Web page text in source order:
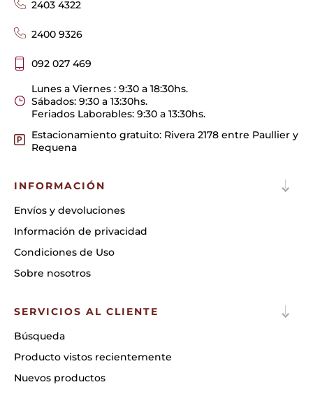
2403 4322
2400 9326
092 027 469
Lunes a Viernes : 9:30 a 18:30hs.
Sábados: 9:30 a 13:30hs.
Feriados Laborables: 9:30 a 13:30hs.
Estacionamiento gratuito: Rivera 2178 entre Paullier y
Requena
INFORMACIÓN
Envíos y devoluciones
Información de privacidad
Condiciones de Uso
Sobre nosotros
SERVICIOS AL CLIENTE
Búsqueda
Producto vistos recientemente
Nuevos productos